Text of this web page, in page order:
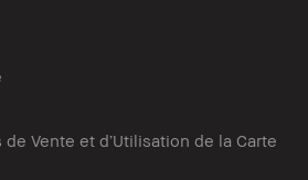
Vente et d’Utilisation de la Carte